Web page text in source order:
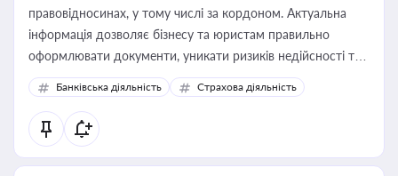
правовідносинах, у тому числі за кордоном. Актуальна
інформація дозволяє бізнесу та юристам правильно
оформлювати документи, уникати ризиків недійсності та
забезпечувати їх належне прийняття органами влади та
контрагентами
Банківська діяльність Страхова діяльність